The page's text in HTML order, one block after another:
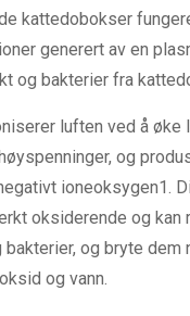
kattedobokser
generert av en
og bakterier fra
luften ved å øke
og
ioneoksygen1.
oksiderende og kan
og bryte dem
og vann.